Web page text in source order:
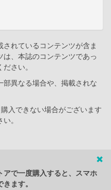
れているコンテンツが含ま
、本誌のコンテンツであっ
さい。
異なる場合や、掲載されな
入できない場合がございます
。
アで一度購入すると、スマホ
ます。